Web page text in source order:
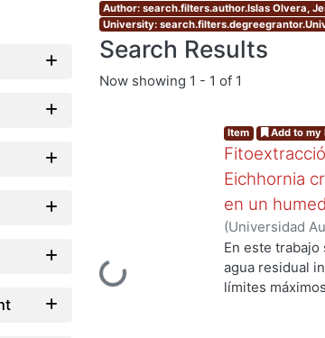
Author: search.filters.author.Islas Olvera,
University:
Search Results
Now showing 1 - 1 of 1
Loading...
Item Add to my
Eichhornia
en un
(Universidad
de Servicios
En este
agua residual
límites